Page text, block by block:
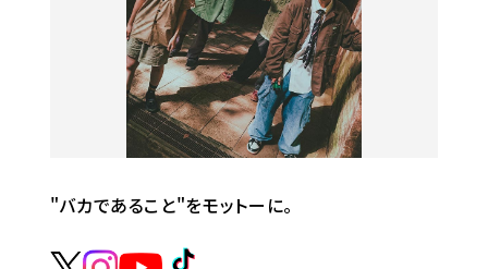
"バカであること"をモットーに。